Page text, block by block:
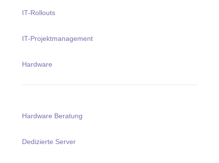
IT-Rollouts
IT-Projektmanagement
Hardware
Hardware Beratung
Dedizierte Server